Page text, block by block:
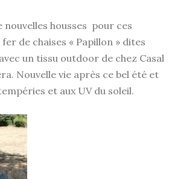
nouvelles housses pour ces
de chaises « Papillon » dites
un tissu outdoor de chez Casal
Nouvelle vie après ce bel été et
et aux UV du soleil.